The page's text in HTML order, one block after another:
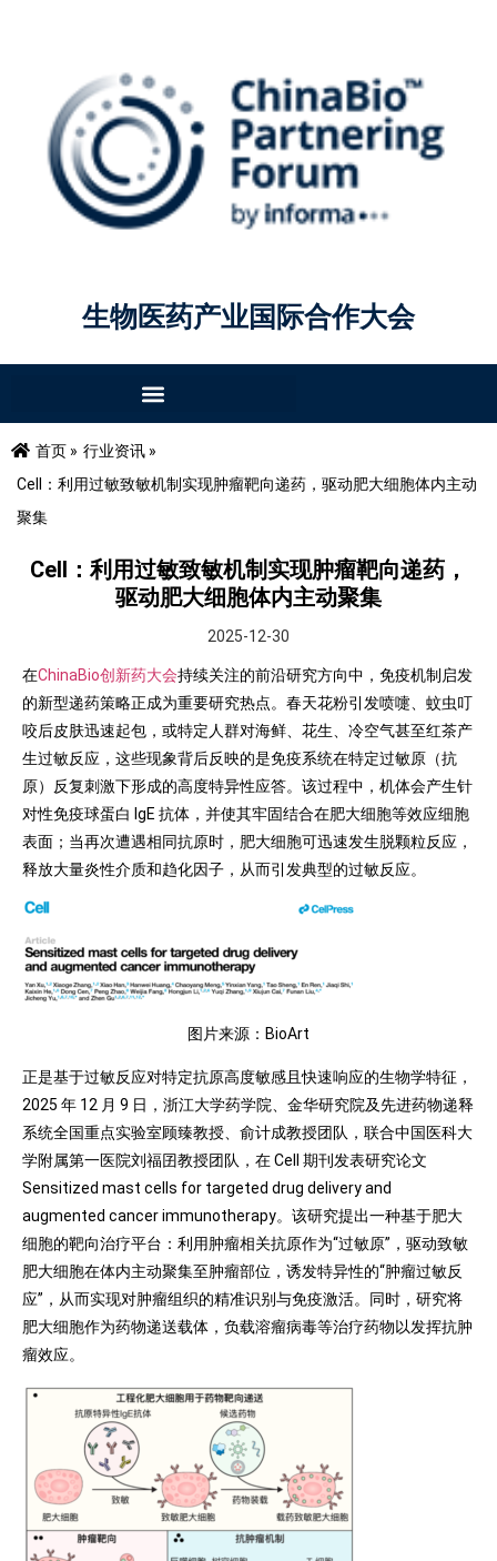
生物医药产业国际合作大会
首页 » 行业资讯 »
Cell：利用过敏致敏机制实现肿瘤靶向递药，驱动肥大细胞体内主动
聚集
Cell：利用过敏致敏机制实现肿瘤靶向递药，
驱动肥大细胞体内主动聚集
2025-12-30
在ChinaBio创新药大会持续关注的前沿研究方向中，免疫机制启发
的新型递药策略正成为重要研究热点。春天花粉引发喷嚏、蚊虫叮
咬后皮肤迅速起包，或特定人群对海鲜、花生、冷空气甚至红茶产
生过敏反应，这些现象背后反映的是免疫系统在特定过敏原（抗
原）反复刺激下形成的高度特异性应答。该过程中，机体会产生针
对性免疫球蛋白 IgE 抗体，并使其牢固结合在肥大细胞等效应细胞
表面；当再次遭遇相同抗原时，肥大细胞可迅速发生脱颗粒反应，
释放大量炎性介质和趋化因子，从而引发典型的过敏反应。
图片来源：BioArt
正是基于过敏反应对特定抗原高度敏感且快速响应的生物学特征，
2025 年 12 月 9 日，浙江大学药学院、金华研究院及先进药物递释
系统全国重点实验室顾臻教授、俞计成教授团队，联合中国医科大
学附属第一医院刘福囝教授团队，在 Cell 期刊发表研究论文
Sensitized mast cells for targeted drug delivery and
augmented cancer immunotherapy。该研究提出一种基于肥大
细胞的靶向治疗平台：利用肿瘤相关抗原作为“过敏原”，驱动致敏
肥大细胞在体内主动聚集至肿瘤部位，诱发特异性的“肿瘤过敏反
应”，从而实现对肿瘤组织的精准识别与免疫激活。同时，研究将
肥大细胞作为药物递送载体，负载溶瘤病毒等治疗药物以发挥抗肿
瘤效应。